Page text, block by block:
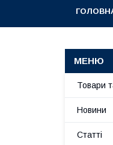
Товари
Новини
Статті